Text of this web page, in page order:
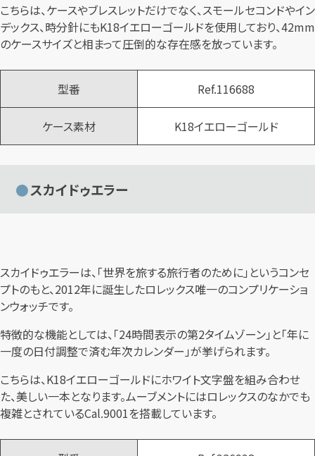
こちらは、ケースやブレスレットだけでなく、スモールセコンドやイン
デックス、時分針にもK18イエローゴールドを使用しており、42mm
のケースサイズと相まって圧倒的な存在感を放っています。
型番 Ref.116688
ケース素材 K18イエローゴールド
スカイドゥエラー
スカイドゥエラーは、「世界を旅する旅行者のために」というコンセ
プトのもと、2012年に誕生したロレックス唯一のコンプリケーショ
ンウォッチです。
特徴的な機能としては、「24時間表示の第2タイムゾーン」と「年に
一度の日付調整で済む年次カレンダー」が挙げられます。
こちらは、K18イエローゴールドにホワイト文字盤を組み合わせ
た、美しい一本となります。ムーブメントにはロレックスのなかでも
複雑とされているCal.9001を搭載しています。